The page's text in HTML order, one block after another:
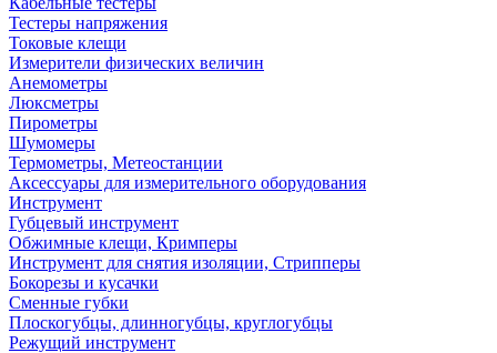
Тестеры напряжения
Токовые клещи
Измерители физических величин
Анемометры
Люксметры
Пирометры
Шумомеры
Термометры, Метеостанции
Аксессуары для измерительного оборудования
Инструмент
Губцевый инструмент
Обжимные клещи, Кримперы
Инструмент для снятия изоляции, Стрипперы
Бокорезы и кусачки
Сменные губки
Плоскогубцы, длинногубцы, круглогубцы
Режущий инструмент